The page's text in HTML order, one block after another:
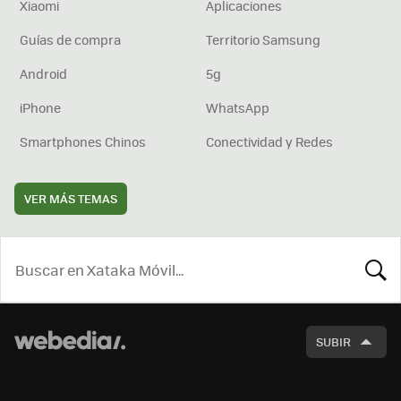
Xiaomi
Aplicaciones
Guías de compra
Territorio Samsung
Android
5g
iPhone
WhatsApp
Smartphones Chinos
Conectividad y Redes
VER MÁS TEMAS
SUBIR